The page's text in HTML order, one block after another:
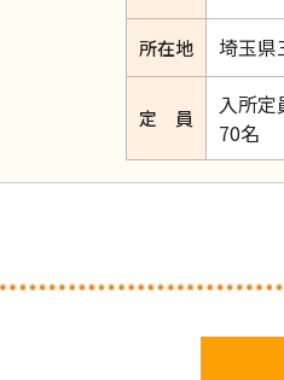
所在地 埼玉県
定 員
入所
70名